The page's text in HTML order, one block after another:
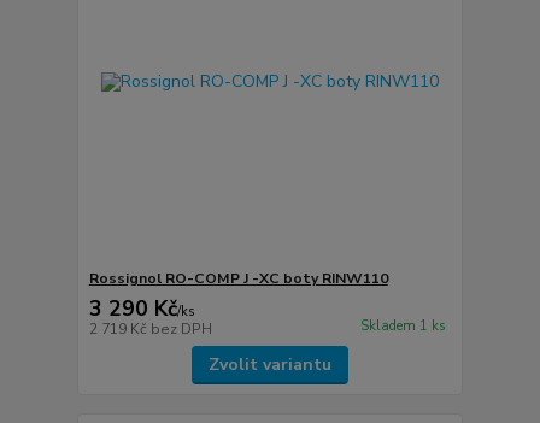
Rossignol RO-COMP J -XC boty RINW110
3 290 Kč/ks
2 719 Kč bez DPH Skladem 1 ks
Zvolit variantu